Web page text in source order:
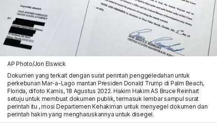
AP Photo/Jon Elswick
Dokumen yang terkait dengan surat perintah penggeledahan untuk
perkebunan Mar-a-Lago mantan Presiden Donald Trump di Palm Beach,
Florida, difoto Kamis, 18 Agustus 2022. Hakim Hakim AS Bruce Reinhart
setuju untuk membuat dokumen publik, termasuk lembar sampul surat
perintah itu , mosi Departemen Kehakiman untuk menyegel dokumen dan
perintah hakim yang mengharuskannya untuk disegel.